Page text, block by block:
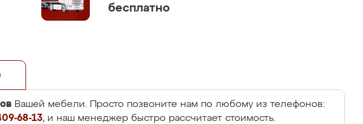
бесплатно
Вашей мебели. Просто позвоните нам по любому из телефонов:
68-13, и наш менеджер быстро рассчитает стоимость.